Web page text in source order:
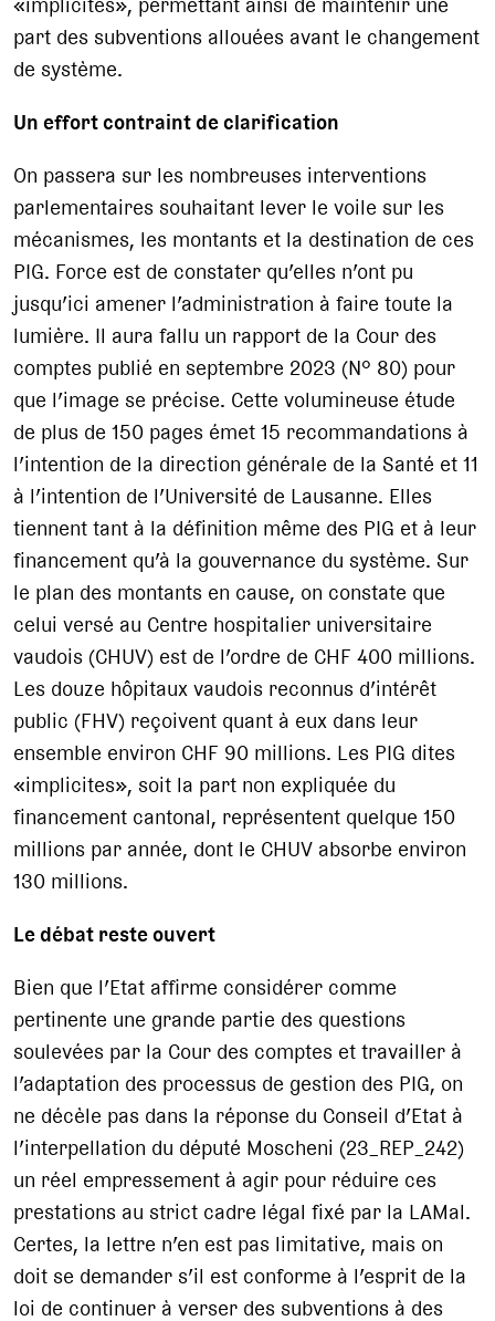
part des subventions allouées avant le changement
de système.
Un effort contraint de clarification
On passera sur les nombreuses interventions
parlementaires souhaitant lever le voile sur les
mécanismes, les montants et la destination de ces
PIG. Force est de constater qu’elles n’ont pu
jusqu’ici amener l’administration à faire toute la
lumière. Il aura fallu un rapport de la Cour des
comptes publié en septembre 2023 (N° 80) pour
que l’image se précise. Cette volumineuse étude
de plus de 150 pages émet 15 recommandations à
l’intention de la direction générale de la Santé et 11
à l’intention de l’Université de Lausanne. Elles
tiennent tant à la définition même des PIG et à leur
financement qu’à la gouvernance du système. Sur
le plan des montants en cause, on constate que
celui versé au Centre hospitalier universitaire
vaudois (CHUV) est de l’ordre de CHF 400 millions.
Les douze hôpitaux vaudois reconnus d’intérêt
public (FHV) reçoivent quant à eux dans leur
ensemble environ CHF 90 millions. Les PIG dites
«implicites», soit la part non expliquée du
financement cantonal, représentent quelque 150
millions par année, dont le CHUV absorbe environ
130 millions.
Le débat reste ouvert
Bien que l’Etat affirme considérer comme
pertinente une grande partie des questions
soulevées par la Cour des comptes et travailler à
l’adaptation des processus de gestion des PIG, on
ne décèle pas dans la réponse du Conseil d’Etat à
l’interpellation du député Moscheni (23_REP_242)
un réel empressement à agir pour réduire ces
prestations au strict cadre légal fixé par la LAMal.
Certes, la lettre n’en est pas limitative, mais on
doit se demander s’il est conforme à l’esprit de la
loi de continuer à verser des subventions à des